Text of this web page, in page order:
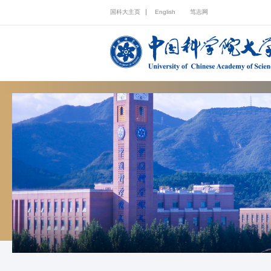
国科大主页 English 笃志网